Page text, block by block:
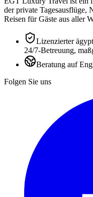
der private Tagesausflüge,
Reisen für Gäste aus aller
Lizenzierter
24/7-Betreuung,
Beratung auf
Folgen Sie uns